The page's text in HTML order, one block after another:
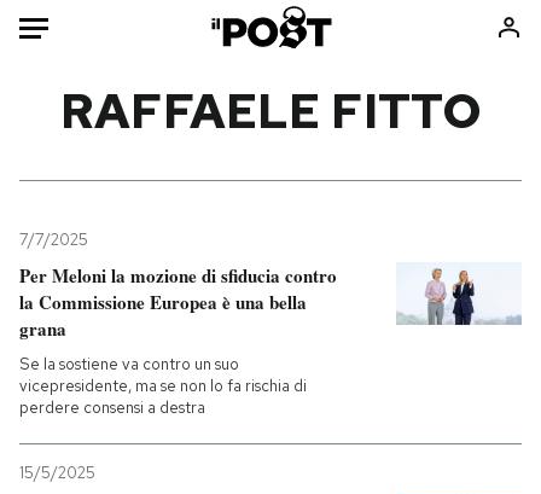
Mondo
Politica
Tecnologia
Scienza
Cultura
Economia
Sport
Consumismi
Altrecose
RAFFAELE FITTO
7/7/2025
Per Meloni la mozione di sfiducia contro
la Commissione Europea è una bella
grana
Se la sostiene va contro un suo
vicepresidente, ma se non lo fa rischia di
perdere consensi a destra
15/5/2025